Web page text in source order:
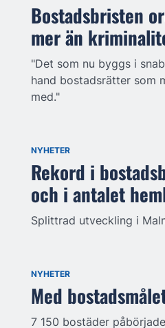
Bostadsbristen
mer än
"Det som nu byggs i
hand bostadsrätter som
med."
NYHETER
Rekord i
och i antalet
Splittrad utveckling i
NYHETER
Med
7 150 bostäder